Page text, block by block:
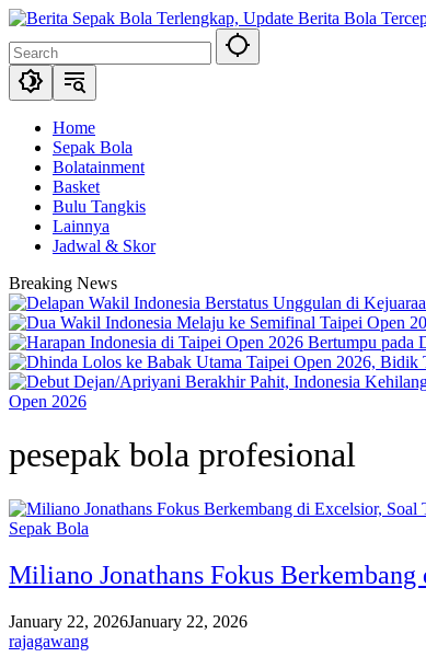
Skip
content
Home
Sepak Bola
Bolatainment
Basket
Bulu Tangkis
Lainnya
Jadwal & Skor
Breaking News
Open 2026
pesepak bola profesional
Sepak Bola
Miliano Jonathans Fokus
January 22, 2026January 22, 2026
rajagawang